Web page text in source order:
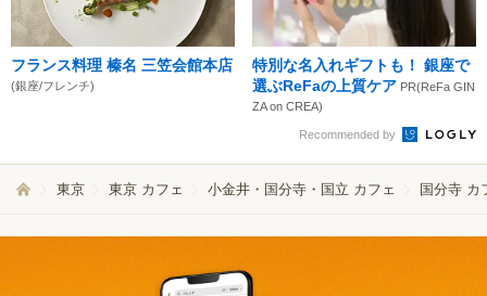
フランス料理 榛名 三笠会館本店
(銀座/フレンチ)
特別な名入れギフトも！ 銀座で
選ぶReFaの上質ケア PR(ReFa GIN
ZA on CREA)
Recommended by
東京 東京 カフェ 小金井・国分寺・国立 カフェ 国分寺 カ